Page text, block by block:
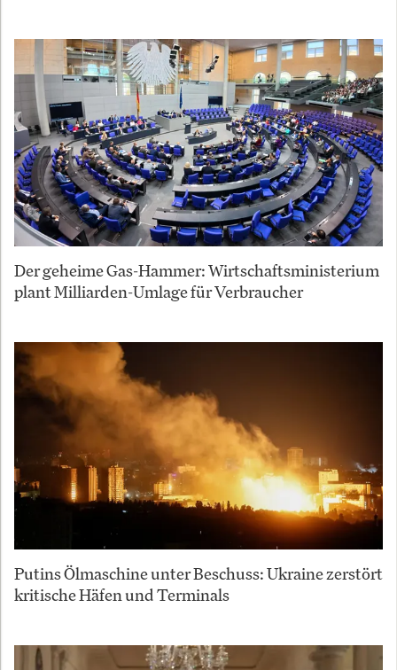
Der geheime Gas-Hammer: Wirtschaftsministerium
plant Milliarden-Umlage für Verbraucher
Putins Ölmaschine unter Beschuss: Ukraine zerstört
kritische Häfen und Terminals